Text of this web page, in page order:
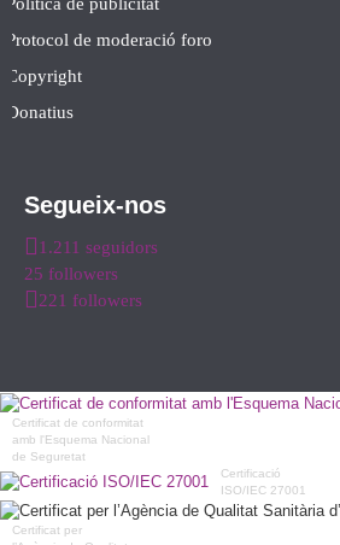
Protocol de moderació foro
Copyright
Donatius
Segueix-nos
1.211 seguidors
25 followers
221 followers
Certificat de conformitat
amb l'Esquema Nacional
de Seguretat
Certificació
ISO/IEC 27001
Certificat per